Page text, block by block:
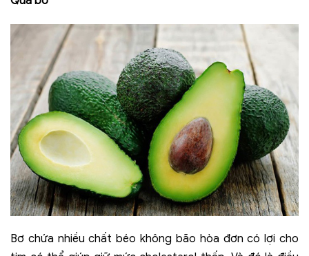
Bơ chứa nhiều chất béo không bão hòa đơn có lợi cho